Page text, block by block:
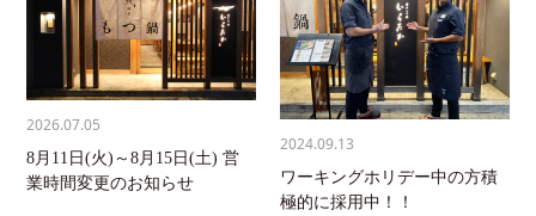
2026.07.05
8月11日(火)～8月15日(土) 営
業時間変更のお知らせ
2024.09.13
ワーキングホリデー中の方積
極的に採用中！！